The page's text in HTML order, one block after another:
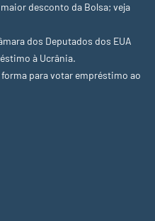
desconto da Bolsa; veja
dos Deputados dos EUA
à Ucrânia.
para votar empréstimo ao